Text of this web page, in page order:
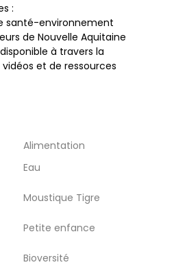
:
santé-environnement
de Nouvelle Aquitaine
à travers la
et de ressources
Alimentation
Eau
Moustique Tigre
Petite enfance
Bioversité